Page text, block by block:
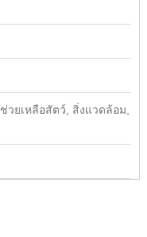
วยเหลือสัตว์, สิ่งแวดล้อม,